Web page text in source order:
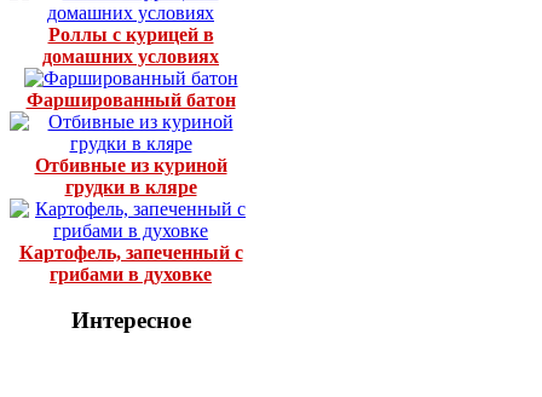
Роллы с курицей в
домашних условиях
Фаршированный батон
Отбивные из куриной
грудки в кляре
Картофель, запеченный с
грибами в духовке
Интересное